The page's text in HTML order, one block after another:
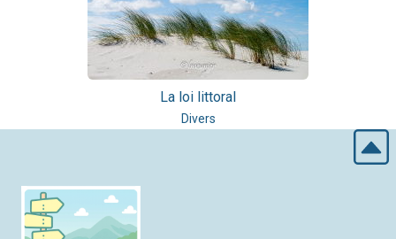
La loi littoral
Divers